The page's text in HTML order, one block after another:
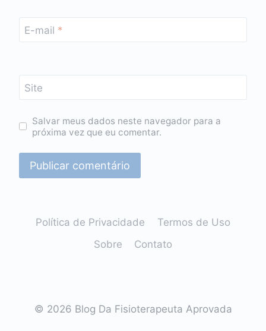
E-mail *
Site
Salvar meus dados neste navegador para a
próxima vez que eu comentar.
Política de Privacidade
Termos de Uso
Sobre
Contato
© 2026 Blog Da Fisioterapeuta Aprovada